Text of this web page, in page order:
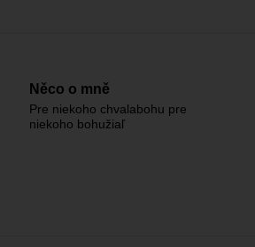
Něco o mně
Pre niekoho chvalabohu pre
niekoho bohužiaľ